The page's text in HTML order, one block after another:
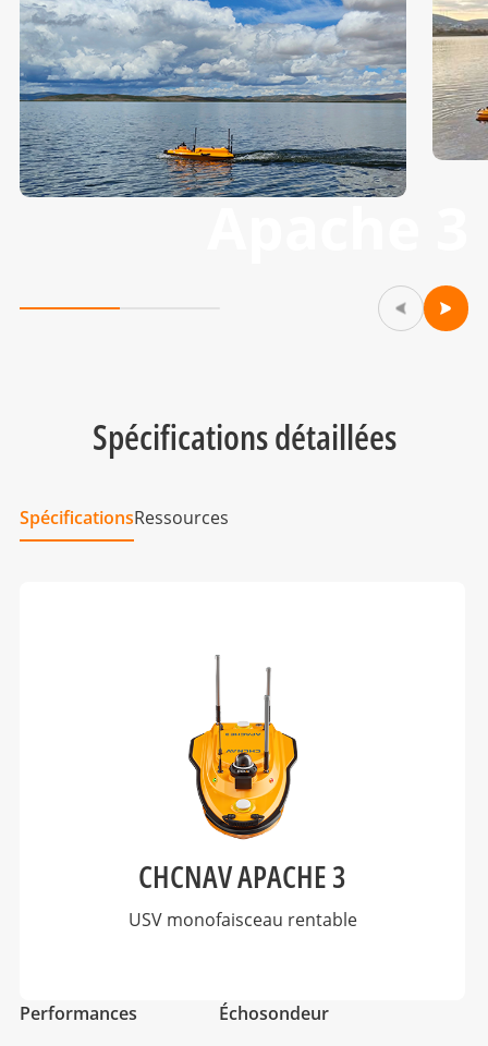
Spécifications détaillées
SpécificationsRessources
CHCNAV APACHE 3
USV monofaisceau rentable
Performances Échosondeur